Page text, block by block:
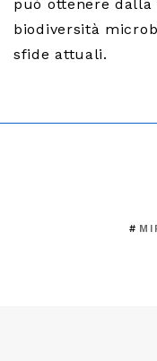
può ottenere
biodiversità
sfide attuali.